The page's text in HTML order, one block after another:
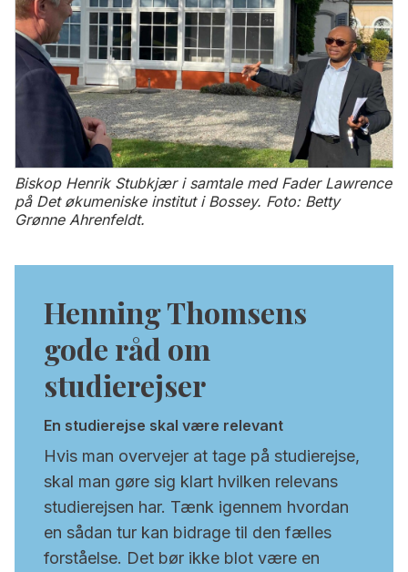
Biskop Henrik Stubkjær i samtale med Fader Lawrence
på Det økumeniske institut i Bossey. Foto: Betty
Grønne Ahrenfeldt.
Henning Thomsens
gode råd om
studierejser
En studierejse skal være relevant
Hvis man overvejer at tage på studierejse,
skal man gøre sig klart hvilken relevans
studierejsen har. Tænk igennem hvordan
en sådan tur kan bidrage til den fælles
forståelse. Det bør ikke blot være en